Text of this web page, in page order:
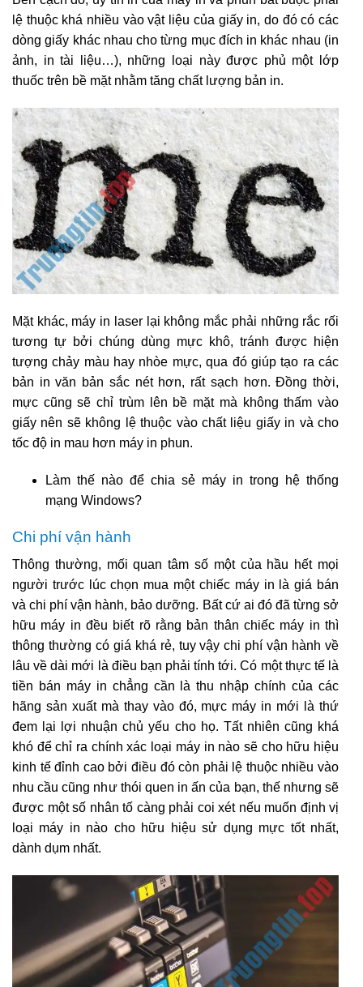
lệ thuộc khá nhiều vào vật liệu của giấy in, do đó có các
dòng giấy khác nhau cho từng mục đích in khác nhau (in
ảnh, in tài liệu…), những loại này được phủ một lớp
thuốc trên bề mặt nhằm tăng chất lượng bản in.
Mặt khác, máy in laser lại không mắc phải những rắc rối
tương tự bởi chúng dùng mực khô, tránh được hiện
tượng chảy màu hay nhòe mực, qua đó giúp tạo ra các
bản in văn bản sắc nét hơn, rất sạch hơn. Đồng thời,
mực cũng sẽ chỉ trùm lên bề mặt mà không thấm vào
giấy nên sẽ không lệ thuộc vào chất liệu giấy in và cho
tốc độ in mau hơn máy in phun.
Làm thế nào để chia sẻ máy in trong hệ thống
mạng Windows?
Chi phí vận hành
Thông thường, mối quan tâm số một của hầu hết mọi
người trước lúc chọn mua một chiếc máy in là giá bán
và chi phí vận hành, bảo dưỡng. Bất cứ ai đó đã từng sở
hữu máy in đều biết rõ rằng bản thân chiếc máy in thì
thông thường có giá khá rẻ, tuy vậy chi phí vận hành về
lâu về dài mới là điều bạn phải tính tới. Có một thực tế là
tiền bán máy in chẳng cần là thu nhập chính của các
hãng sản xuất mà thay vào đó, mực máy in mới là thứ
đem lại lợi nhuận chủ yếu cho họ. Tất nhiên cũng khá
khó để chỉ ra chính xác loại máy in nào sẽ cho hữu hiệu
kinh tế đỉnh cao bởi điều đó còn phải lệ thuộc nhiều vào
nhu cầu cũng như thói quen in ấn của bạn, thế nhưng sẽ
được một số nhân tố càng phải coi xét nếu muốn định vị
loại máy in nào cho hữu hiệu sử dụng mực tốt nhất,
dành dụm nhất.